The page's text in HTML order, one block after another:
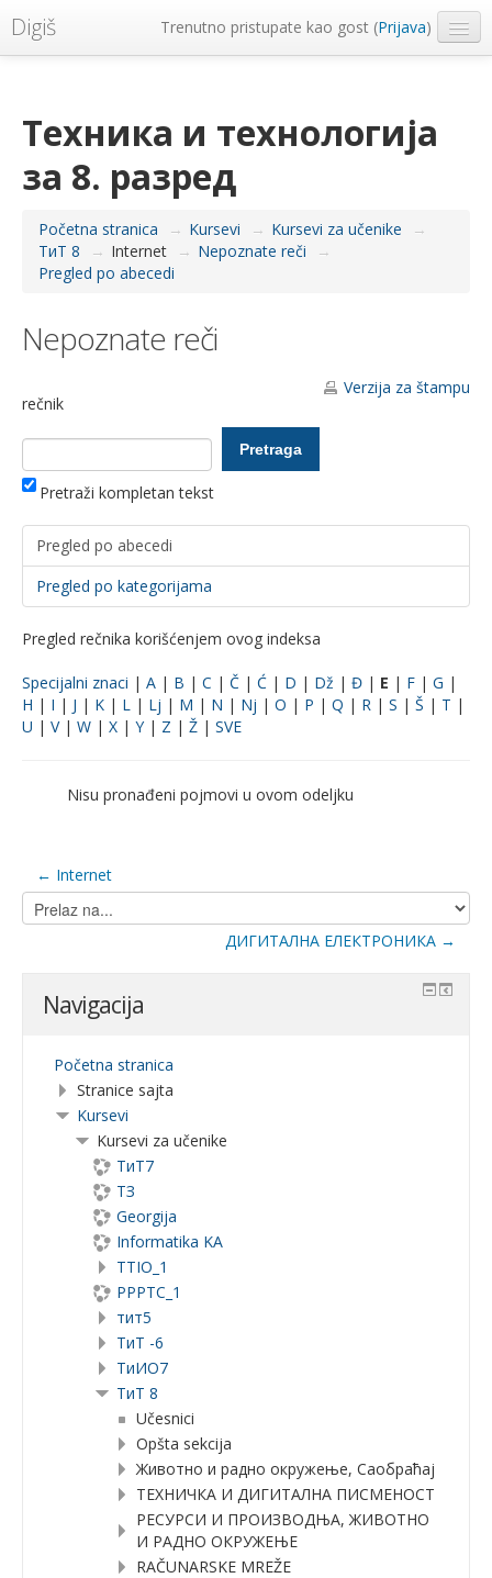
Digiš Trenutno pristupate kao gost (Prijava)
Техника и технологија
за 8. разред
Početna stranica → Kursevi → Kursevi za učenike
→
ТиТ 8
→ Internet → Nepoznate reči
→
Pregled po abecedi
Nepoznate reči
Verzija za štampu
rečnik
Pretraži kompletan tekst
Pregled po abecedi
Pregled po kategorijama
Pregled rečnika korišćenjem ovog indeksa
Specijalni znaci | A | B | C | Č | Ć | D | Dž | Đ | E | F | G |
H | I | J | K | L | Lj | M | N | Nj | O | P | Q | R | S | Š | T |
U | V| W | X | Y| Z | Ž | SVE
Nisu pronađeni pojmovi u ovom odeljku
← Internet
Prelaz
na...
ДИГИТАЛНА ЕЛЕКТРОНИКА →
Navigacija
Početna stranica
Stranice sajta
Kursevi
Kursevi za učenike
ТиТ7
ТЗ
Georgija
Informatika KA
TTIO_1
PPPTC_1
тит5
ТиТ -6
TиИО7
ТиТ 8
Učesnici
Opšta sekcija
Животно и радно окружење, Саобраћај
ТЕХНИЧКА И ДИГИТАЛНА ПИСМЕНОСТ
РЕСУРСИ И ПРОИЗВОДЊА, ЖИВОТНО
И РАДНО ОКРУЖЕЊЕ
RAČUNARSKE MREŽE